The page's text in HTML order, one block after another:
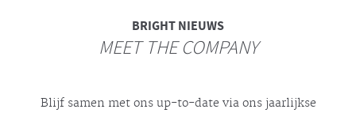
BRIGHTNIEUWS
MEET THE COMPANY
Blijf samen met ons up-to-date via ons jaarlijkse